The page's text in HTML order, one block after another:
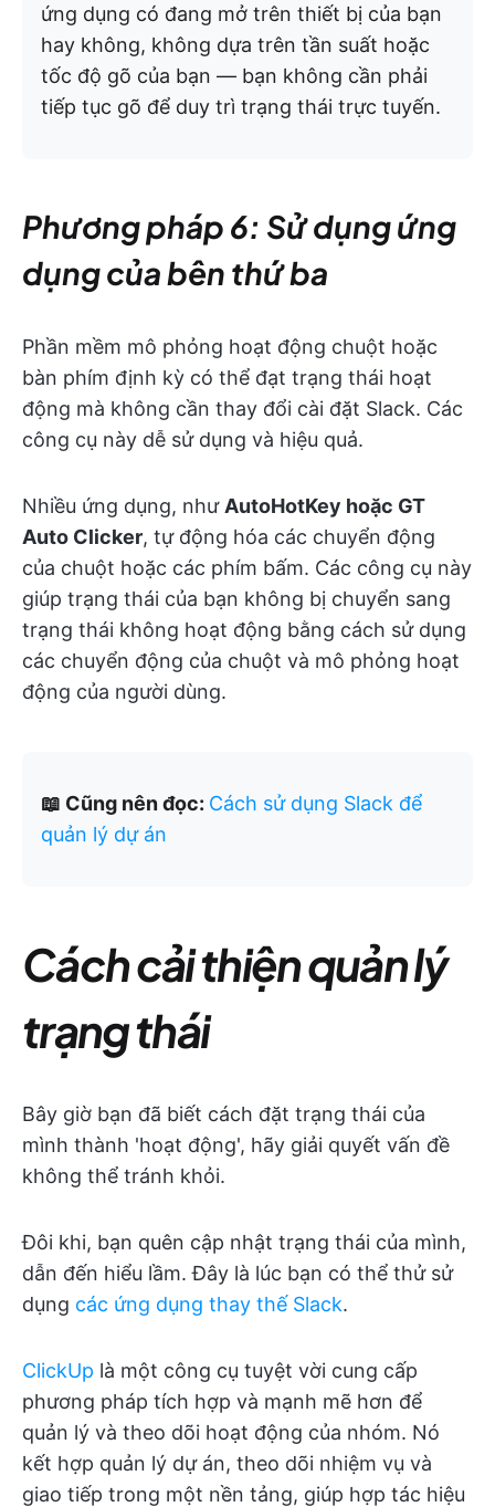
ứng dụng có đang mở trên thiết bị của bạn
hay không, không dựa trên tần suất hoặc
tốc độ gõ của bạn — bạn không cần phải
tiếp tục gõ để duy trì trạng thái trực tuyến.
Phương pháp 6: Sử dụng ứng
dụng của bên thứ ba
Phần mềm mô phỏng hoạt động chuột hoặc
bàn phím định kỳ có thể đạt trạng thái hoạt
động mà không cần thay đổi cài đặt Slack. Các
công cụ này dễ sử dụng và hiệu quả. ​
Nhiều ứng dụng, như AutoHotKey hoặc GT
Auto Clicker, tự động hóa các chuyển động
của chuột hoặc các phím bấm. Các công cụ này
giúp trạng thái của bạn không bị chuyển sang
trạng thái không hoạt động bằng cách sử dụng
các chuyển động của chuột và mô phỏng hoạt
động của người dùng.
📖 Cũng nên đọc: Cách sử dụng Slack để
quản lý dự án
Cách cải thiện quản lý
trạng thái
Bây giờ bạn đã biết cách đặt trạng thái của
mình thành 'hoạt động', hãy giải quyết vấn đề
không thể tránh khỏi.
Đôi khi, bạn quên cập nhật trạng thái của mình,
dẫn đến hiểu lầm. Đây là lúc bạn có thể thử sử
dụng các ứng dụng thay thế Slack.
ClickUp là một công cụ tuyệt vời cung cấp
phương pháp tích hợp và mạnh mẽ hơn để
quản lý và theo dõi hoạt động của nhóm. Nó
kết hợp quản lý dự án, theo dõi nhiệm vụ và
giao tiếp trong một nền tảng, giúp hợp tác hiệu